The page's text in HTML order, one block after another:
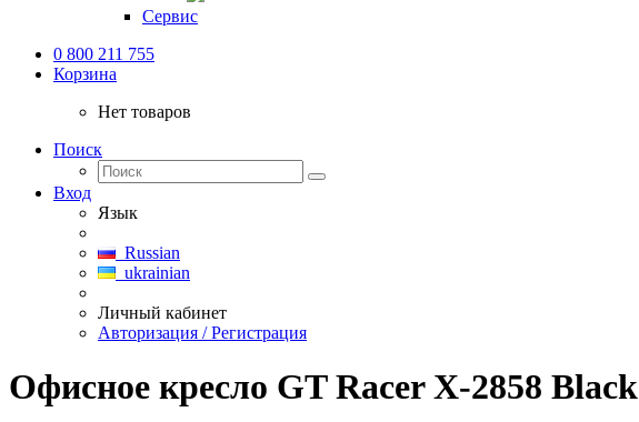
Сервис
0 800 211 755
Корзина
Нет товаров
Поиск
Вход
Язык
Russian
ukrainian
Личный кабинет
Авторизация / Регистрация
Офисное кресло GT Racer X-2858 Black